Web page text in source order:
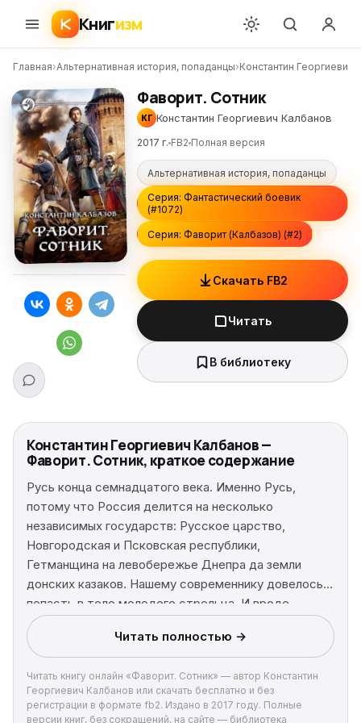
Книгизм
Главная›Альтернативная история, попаданцы›Константин Георгиевич
Фаворит. Сотник
КГ Константин Георгиевич Калбанов
2017 г. FB2 Полная версия
Альтернативная история, попаданцы
Серия: Фантастический боевик
(#1072)
Серия: Фаворит (Калбазов) (#2)
Скачать FB2
Читать
В библиотеку
Константин Георгиевич Калбанов —
Фаворит. Сотник, краткое содержание
Русь конца семнадцатого века. Именно Русь,
потому что Россия делится на несколько
независимых государств: Русское царство,
Новгородская и Псковская республики,
Гетманщина на левобережье Днепра да земли
донских казаков. Нашему современнику довелось
попасть в тело молодого стрельца. И вроде
выпячиваться не хочет, да оно само как-то так
происходит, не получается у него остаться
незамеченным, хоть тресни. Да еще в интриги то и
дело влипает. Оно вроде и с честью вывернулся, да
только не все так просто. Ушел от одних, угодил
под колпак другим. А на горизонте маячит поход в
Читать полностью →
Читать книгу онлайн «Фаворит. Сотник» — автор Константин
Георгиевич Калбанов или скачать бесплатно и без
регистрации в формате fb2. Издано в 2017 году. Полные
версии книг, без сокращений, на сайте — библиотека